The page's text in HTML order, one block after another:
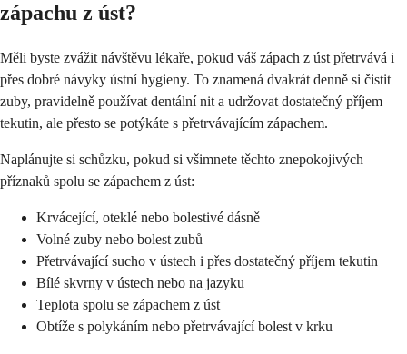
zápachu z úst?
Měli byste zvážit návštěvu lékaře, pokud váš zápach z úst přetrvává i
přes dobré návyky ústní hygieny. To znamená dvakrát denně si čistit
zuby, pravidelně používat dentální nit a udržovat dostatečný příjem
tekutin, ale přesto se potýkáte s přetrvávajícím zápachem.
Naplánujte si schůzku, pokud si všimnete těchto znepokojivých
příznaků spolu se zápachem z úst:
Krvácející, oteklé nebo bolestivé dásně
Volné zuby nebo bolest zubů
Přetrvávající sucho v ústech i přes dostatečný příjem tekutin
Bílé skvrny v ústech nebo na jazyku
Teplota spolu se zápachem z úst
Obtíže s polykáním nebo přetrvávající bolest v krku